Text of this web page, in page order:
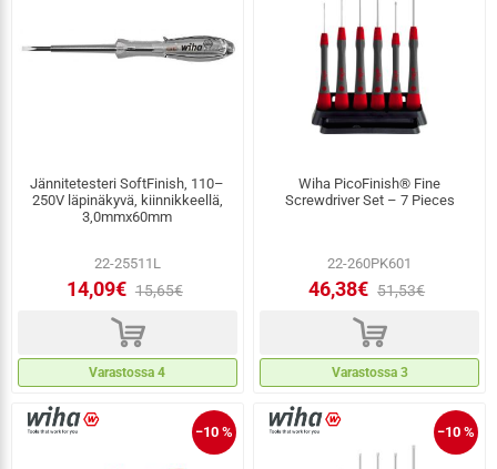
Jännitetesteri SoftFinish, 110–
250V läpinäkyvä, kiinnikkeellä,
3,0mmx60mm
22-25511L
14,09€ 15,65€
d
Varastossa 4
Wiha PicoFinish® Fine
Screwdriver Set – 7 Pieces
22-260PK601
46,38€ 51,53€
d
Varastossa 3
−10 % −10 %